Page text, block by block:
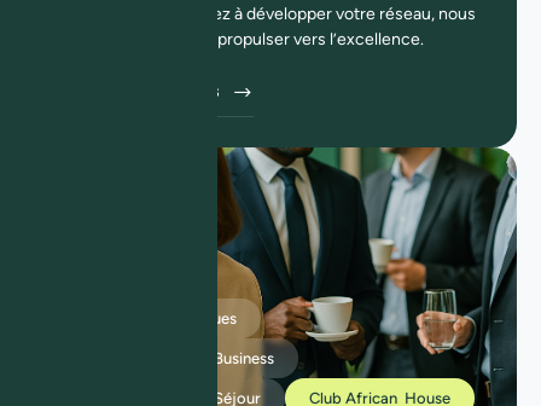
européen ou cherchiez à développer votre réseau, nous
sommes là pour vous propulser vers l’excellence.
Découvrez nos offres
Conseils Stratégiques
Accompagnement Business
Accompagenment Séjour Club African House